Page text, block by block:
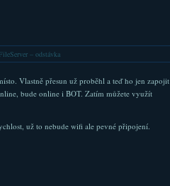
– odstávka
Vlastně přesun už proběhl a teď ho jen zapojit
bude online i BOT. Zatím můžete využít
už to nebude wifi ale pevné připojení.